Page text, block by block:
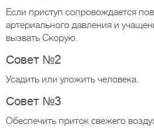
Если приступ сопровождается
артериального давления и
вызвать Скорую.
Совет №2
Усадить или уложить человека.
Совет №3
Обеспечить приток свежего